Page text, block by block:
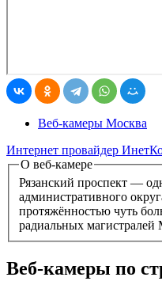
Веб-камеры Москва
Интернет провайдер
О веб-камере
Рязанский проспект —
административного
протяжённостью чуть
радиальных
Веб-камеры по